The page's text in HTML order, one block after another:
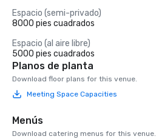
Espacio (semi-privado)
8000 pies cuadrados
Espacio (al aire libre)
5000 pies cuadrados
Planos de planta
Download floor plans for this venue.
Meeting Space Capacities
Menús
Download catering menus for this venue.